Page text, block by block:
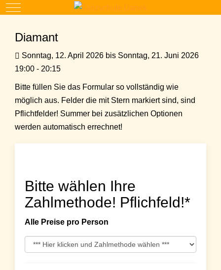
Mobile Menu Toggle
Diamant
Sonntag, 12. April 2026 bis Sonntag, 21. Juni 2026
19:00 - 20:15
Bitte füllen Sie das Formular so vollständig wie
möglich aus. Felder die mit Stern markiert sind, sind
Pflichtfelder! Summer bei zusätzlichen Optionen
werden automatisch errechnet!
Bitte wählen Ihre
Zahlmethode! Pflichfeld!*
Alle Preise pro Person